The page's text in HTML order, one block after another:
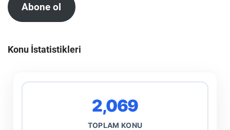
Abone ol
Konu İstatistikleri
2,069
TOPLAM KONU